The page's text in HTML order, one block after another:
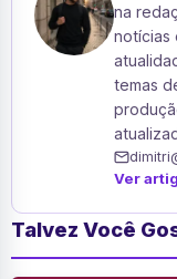
na
notícias
temas
Ver
Talvez Você